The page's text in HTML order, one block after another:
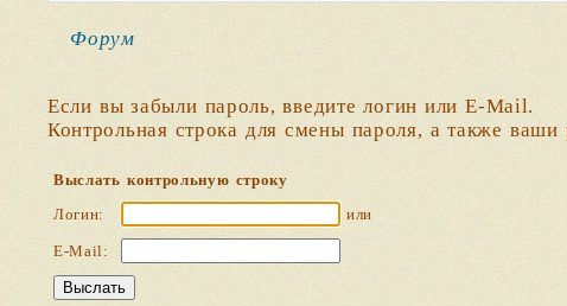
Форум
Если вы забыли пароль, введите логин или E-Mail.
Контрольная строка для смены пароля, а также
Выслать контрольную строку
Логин:
или
E-Mail: